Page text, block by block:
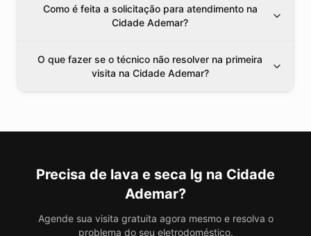
Como é feita a solicitação para atendimento na
Cidade Ademar?
O que fazer se o técnico não resolver na primeira
visita na Cidade Ademar?
Precisa de lava e seca lg na Cidade
Ademar?
Agende sua visita gratuita agora mesmo e resolva o
problema do seu eletrodoméstico.